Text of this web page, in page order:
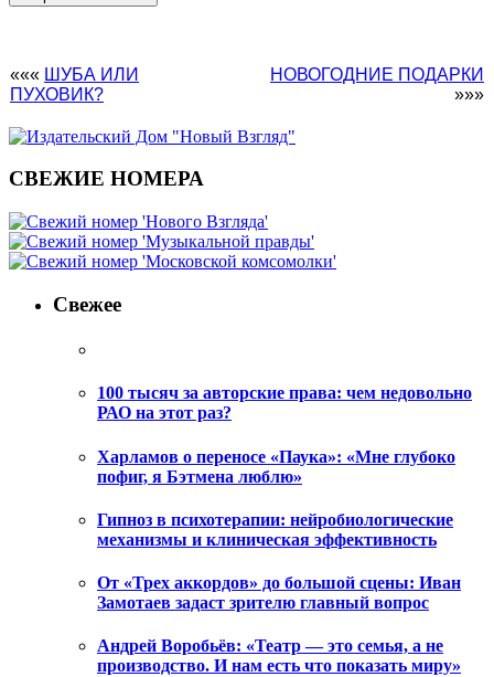
««« ШУБА ИЛИ
ПУХОВИК?
НОВОГОДНИЕ ПОДАРКИ
»»»
СВЕЖИЕ НОМЕРА
Свежее
100 тысяч за авторские права: чем недовольно
РАО на этот раз?
Харламов о переносе «Паука»: «Мне глубоко
пофиг, я Бэтмена люблю»
Гипноз в психотерапии: нейробиологические
механизмы и клиническая эффективность
От «Трех аккордов» до большой сцены: Иван
Замотаев задаст зрителю главный вопрос
Андрей Воробьёв: «Театр — это семья, а не
производство. И нам есть что показать миру»